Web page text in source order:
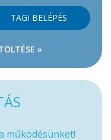
TAGI BELÉPÉS
»
működésünket!